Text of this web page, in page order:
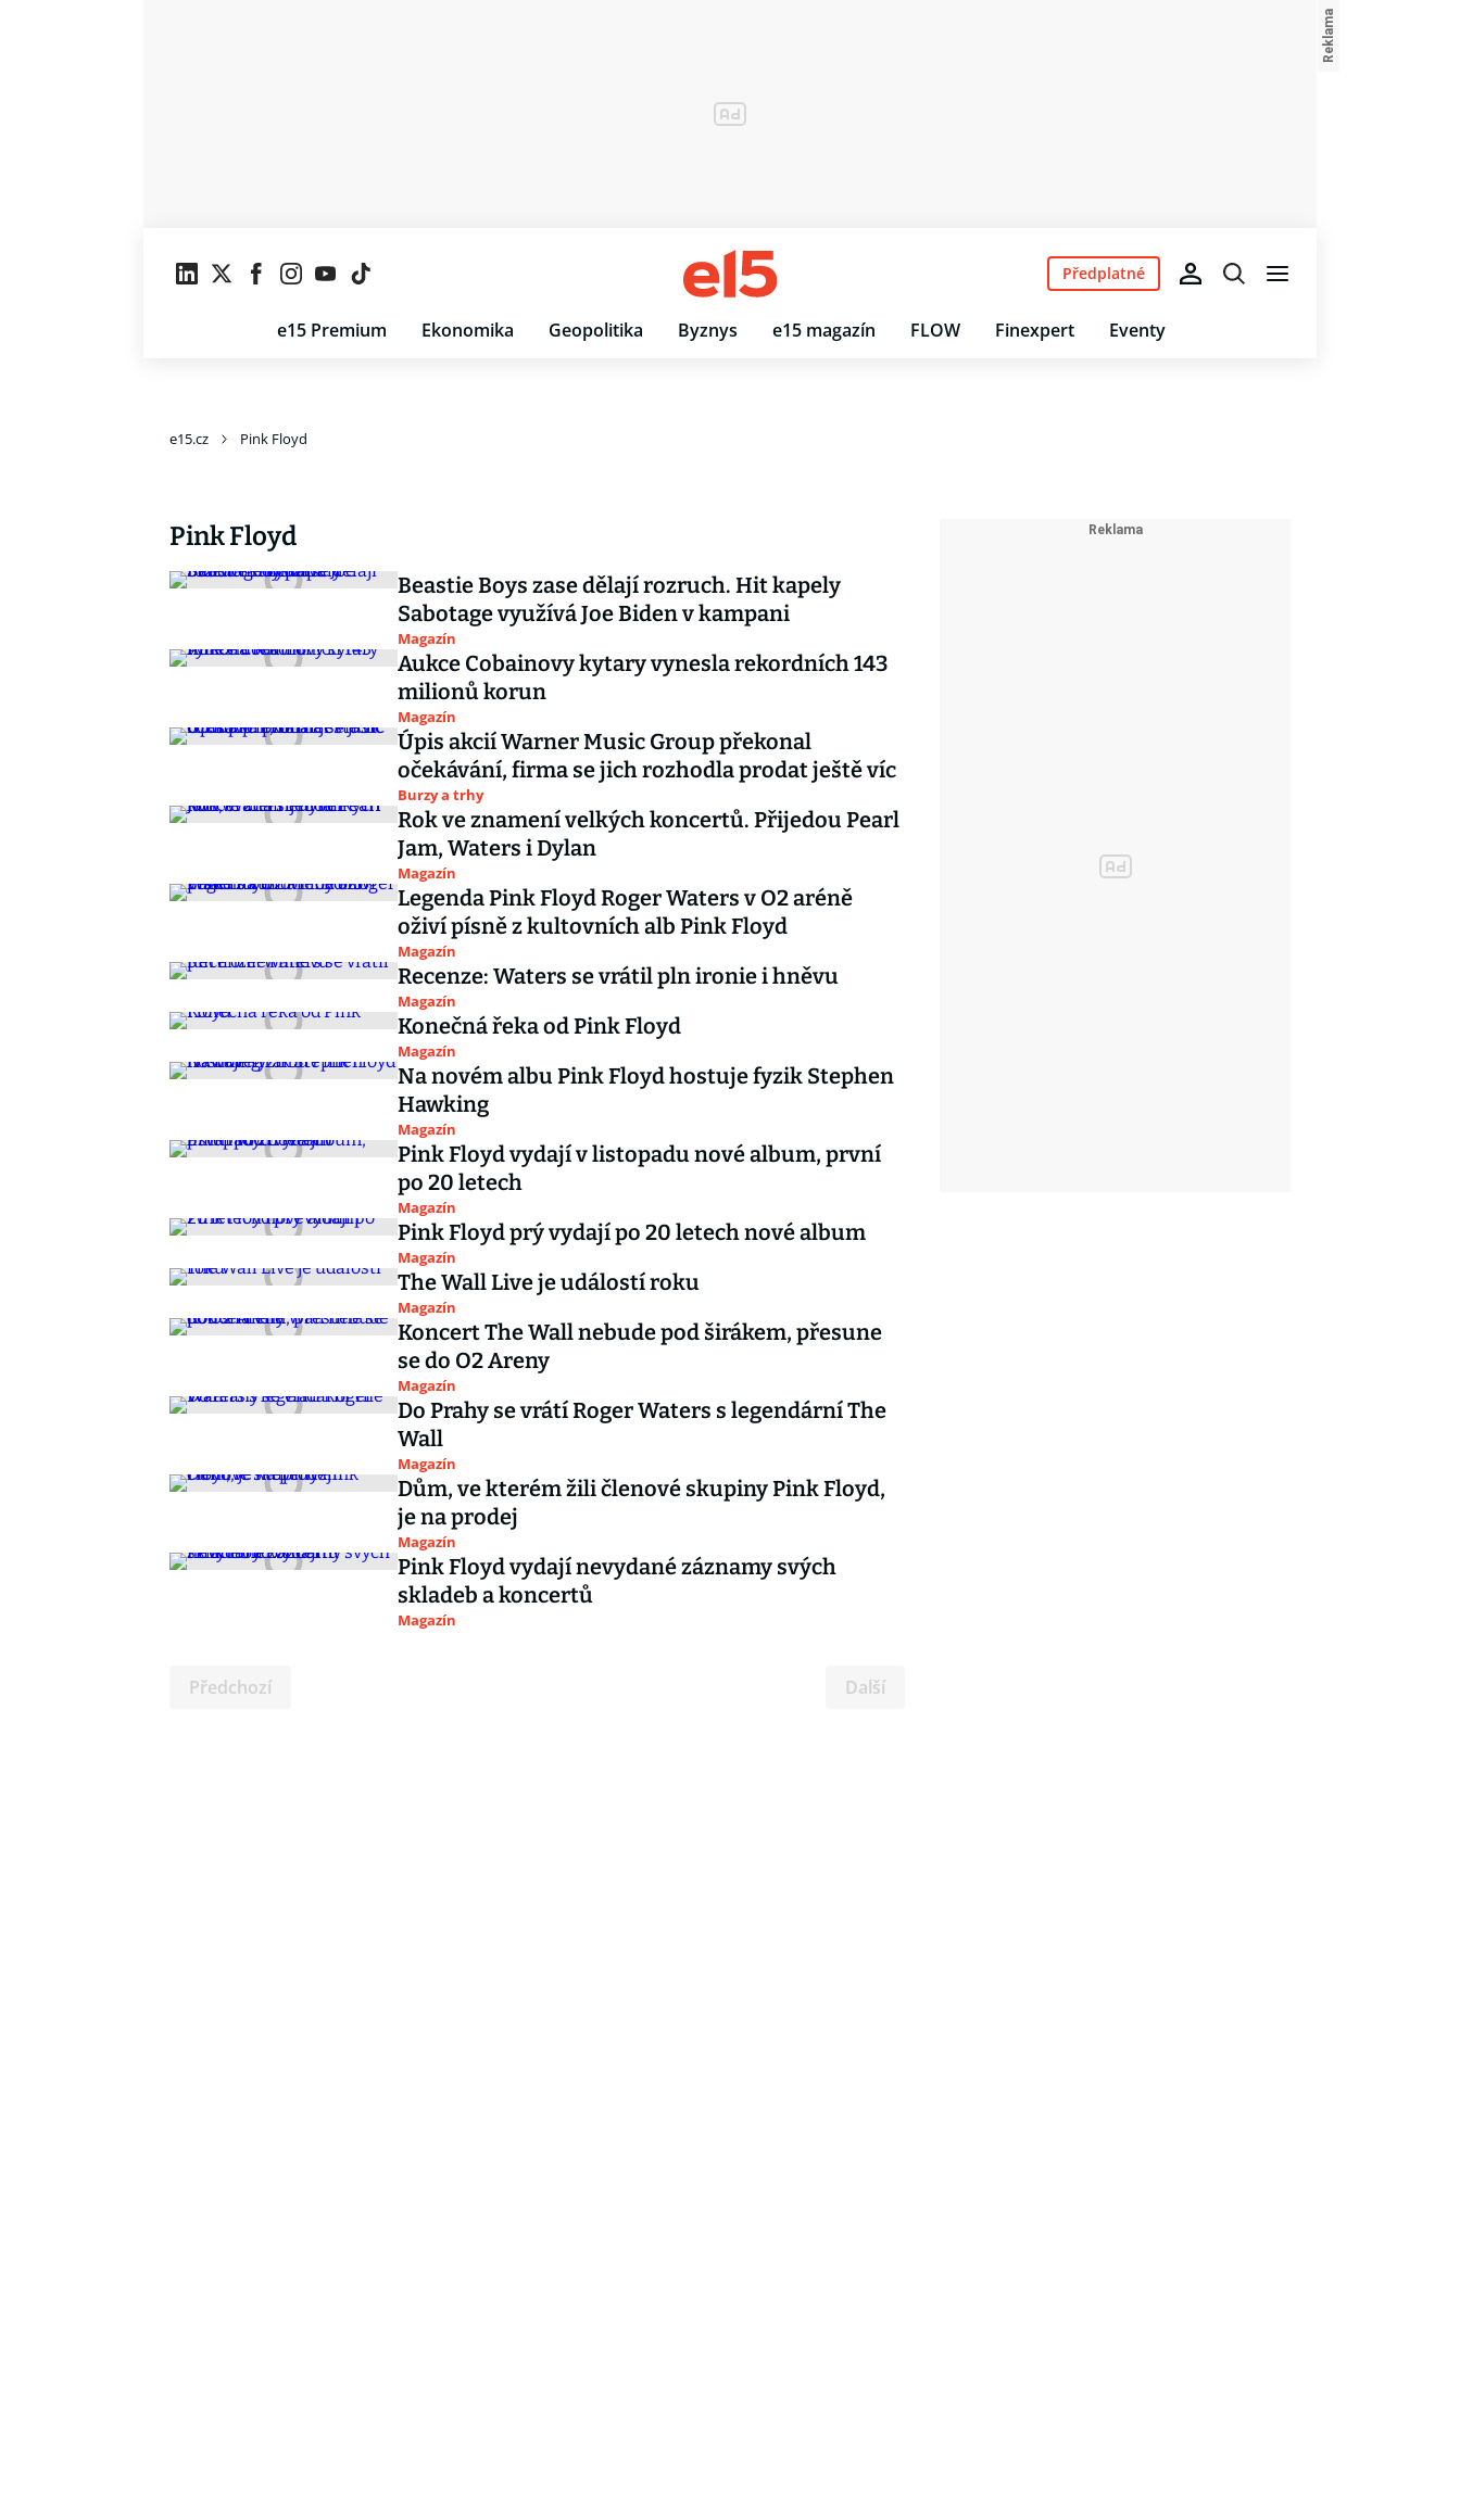
e15 Premium Ekonomika Geopolitika Byznys e15 magazín FLOW Finexpert Eventy
Předplatné
e15.cz Pink Floyd
Pink Floyd
Beastie Boys zase dělají rozruch. Hit kapely
Sabotage využívá Joe Biden v kampani
Magazín
Aukce Cobainovy kytary vynesla rekordních 143
milionů korun
Magazín
Úpis akcií Warner Music Group překonal
očekávání, firma se jich rozhodla prodat ještě víc
Burzy a trhy
Rok ve znamení velkých koncertů. Přijedou Pearl
Jam, Waters i Dylan
Magazín
Legenda Pink Floyd Roger Waters v O2 aréně
oživí písně z kultovních alb Pink Floyd
Magazín
Recenze: Waters se vrátil pln ironie i hněvu
Magazín
Konečná řeka od Pink Floyd
Magazín
Na novém albu Pink Floyd hostuje fyzik Stephen
Hawking
Magazín
Pink Floyd vydají v listopadu nové album, první
po 20 letech
Magazín
Pink Floyd prý vydají po 20 letech nové album
Magazín
The Wall Live je událostí roku
Magazín
Koncert The Wall nebude pod širákem, přesune
se do O2 Areny
Magazín
Do Prahy se vrátí Roger Waters s legendární The
Wall
Magazín
Dům, ve kterém žili členové skupiny Pink Floyd,
je na prodej
Magazín
Pink Floyd vydají nevydané záznamy svých
skladeb a koncertů
Magazín
Předchozí Další